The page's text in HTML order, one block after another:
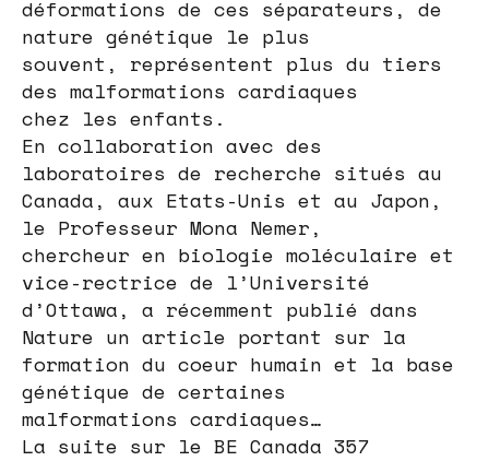
déformations de ces séparateurs, de
nature génétique le plus
souvent, représentent plus du tiers
des malformations cardiaques
chez les enfants.
En collaboration avec des
laboratoires de recherche situés au
Canada, aux Etats-Unis et au Japon,
le Professeur Mona Nemer,
chercheur en biologie moléculaire et
vice-rectrice de l’Université
d’Ottawa, a récemment publié dans
Nature un article portant sur la
formation du coeur humain et la base
génétique de certaines
malformations cardiaques…
La suite sur le BE Canada 357